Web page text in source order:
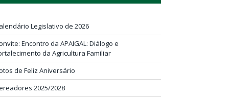
Legislativo de 2026
Encontro da APAIGAL: Diálogo e
da Agricultura Familiar
de Feliz Aniversário
2025/2028